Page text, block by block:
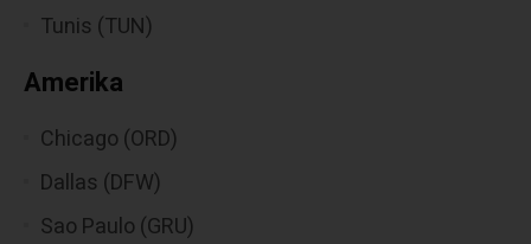
Tunis (TUN)
Amerika
Chicago (ORD)
Dallas (DFW)
Sao Paulo (GRU)